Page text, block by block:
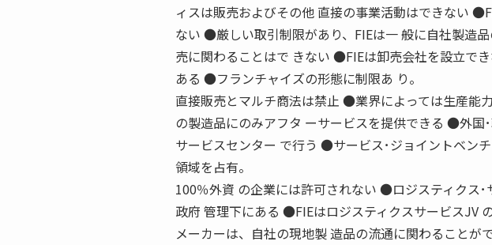
ィスは販売およびその他 直接の事業活動はできない
ない ●厳しい取引制限があり、FIEは一 般に自社製造
売に関わることはで きない ●FIEは卸売会社を設立で
ある ●フランチャイズの形態に制限あ り。
直接販売とマルチ商法は禁止 ●業界によっては生産能
の製造品にのみアフタ ーサービスを提供できる ●外国
サービスセンター で行う ●サービス･ジョイントベン
領域を占有。
100％外資 の企業には許可されない ●ロジスティクス
政府 管理下にある ●FIEはロジスティクスサービスJV
メーカーは、自社の現地製 造品の流通に関わること